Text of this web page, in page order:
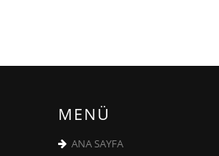
MENÜ
ANA SAYFA